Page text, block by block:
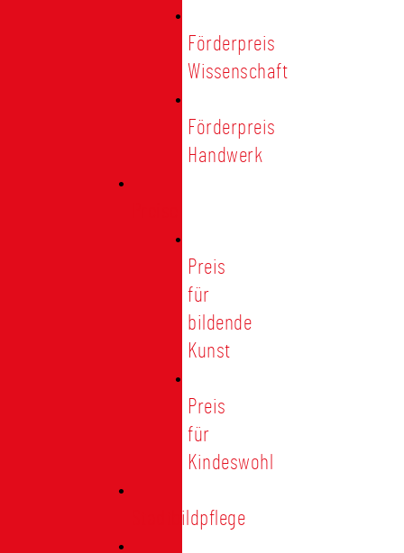
Förderpreis
Wissenschaft
Förderpreis
Handwerk
Preis
für
bildende
Kunst
Preis
für
Kindeswohl
Stadtbildpflege